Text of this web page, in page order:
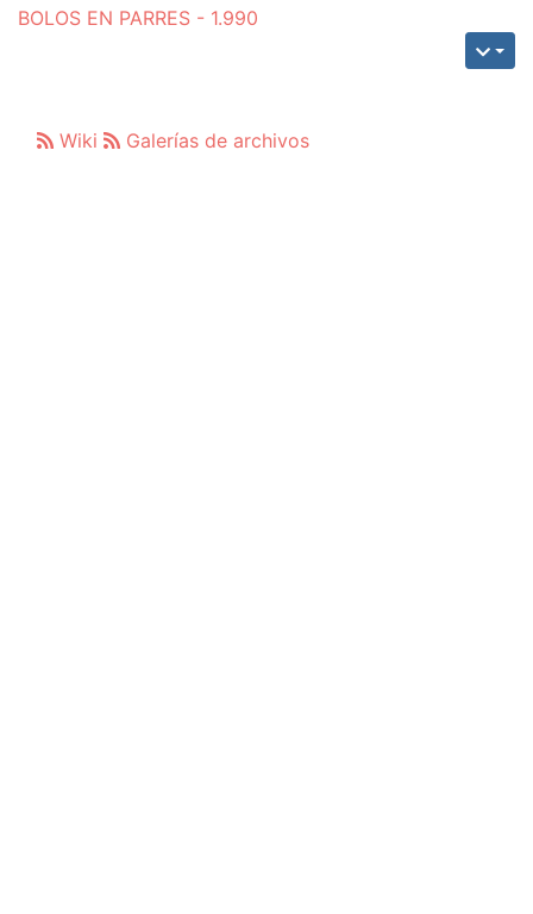
BOLOS EN PARRES - 1.990
Wiki Galerías de archivos